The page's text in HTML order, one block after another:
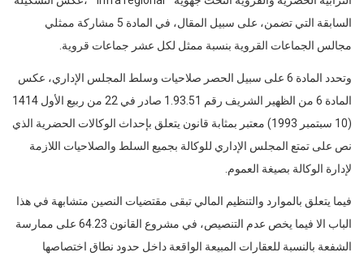
السابقة التي تضمن، على سبيل المقال، في المادة 5 مشاركة ممثلي
مجالس الجماعات القروية بنسبة ممثل لكل عشر جماعات قروية.
وتحدد المادة 6 على سبيل الحصر صلاحيات وسلط المجلس الإداري، عكس
المادة 6 من الظهير الشريف رقم 1.93.51 صادر في 22 من ربيع الأول 1414
(10 سبتمبر 1993) معتبر بمثابة قانون يتعلق بإحداث الوكالات الحضرية الذي
نص على تمتع المجلس الإداري للوكالة بجميع السلط والصلاحيات اللازمة
لإدارة الوكالة بصيغة العموم.
فيما يتعلق بالموارد والتنظيم المالي تبقى مقتضيات النصين متشابهة في هذا
الباب الا فيما يخص عدم التنصيص، في مشروع القانون 64.23 على ممارسة
الشفعة بالنسبة للعقارات المبيعة الواقعة داخل حدود نطاق اختصاصها